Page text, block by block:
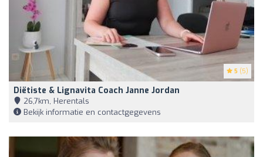
5 (5)
Diëtiste & Lignavita Coach Janne Jordan
26,7km, Herentals
Bekijk informatie en contactgegevens